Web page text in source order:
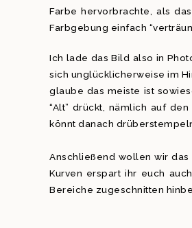
Farbe hervorbrachte, als
Farbgebung einfach
Ich lade das Bild also in
sich unglücklicherweise im
glaube das meiste ist
“Alt” drückt, nämlich auf
könnt danach
Anschließend wollen wir das
Kurven erspart ihr euch
Bereiche zugeschnitten